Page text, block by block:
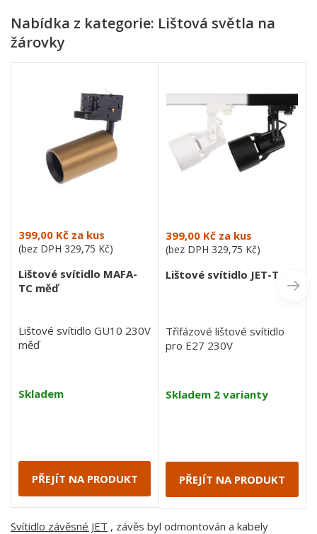
Nabídka z kategorie: Lištová světla na
žárovky
399,00 Kč za kus
(bez DPH 329,75 Kč)
Lištové svítidlo MAFA-
TC měď
Lištové svítidlo GU10 230V
měď
Skladem
PŘEJÍT NA PRODUKT
399,00 Kč za kus
(bez DPH 329,75 Kč)
Lištové svítidlo JET-T
Třífázové lištové svítidlo
pro E27 230V
Skladem 2 varianty
PŘEJÍT NA PRODUKT
Svítidlo závěsné JET , závěs byl odmontován a kabely